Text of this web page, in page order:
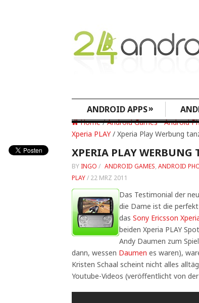
ANDROID APPS»
Home/Android Games•Android
Xperia PLAY/ Xperia Play Werbung
XPERIA PLAY WERBUNG
BY INGO / ANDROID GAMES, ANDROID
PLAY/ 22 MRZ 2011
Das Testimonial der
die Dame ist die
das Sony Ericsson
beiden Xperia PLAY
Andy Daumen zum
dann, wessen Daumen es waren),
Kristen Schaal scheint nicht alles
Youtube-Videos (veröffentlicht von